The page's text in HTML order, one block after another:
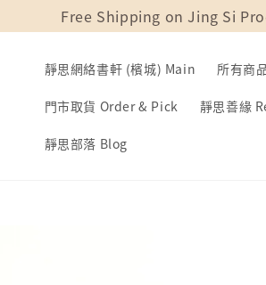
Free Shipping on Jing Si
靜思網絡書軒 (檳城) Main 所有商
門市取貨 Order & Pick 靜思善緣
靜思部落 Blog